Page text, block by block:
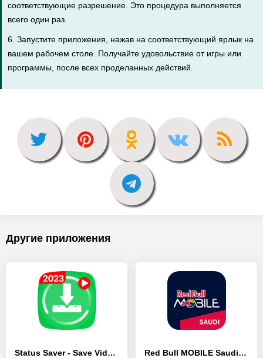
соответствующие разрешение. Это процедура выполняется
всего один раз.
6. Запустите приложения, нажав на соответствующий ярлык на
вашем рабочем столе. Получайте удовольствие от игры или
программы, после всех проделанных действий.
Другие приложения
Status Saver - Save Videos - [Без рекламы] Red Bull MOBILE Saudi - [Без рекламы]